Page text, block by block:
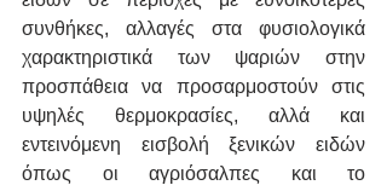
συνθήκες, αλλαγές στα φυσιολογικά
χαρακτηριστικά των ψαριών στην
προσπάθεια να προσαρμοστούν στις
υψηλές θερμοκρασίες, αλλά και
εντεινόμενη εισβολή ξενικών ειδών
όπως οι αγριόσαλπες και το